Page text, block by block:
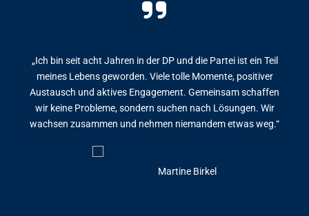
„Ich bin seit acht Jahren in der DP und die Partei ist ein Teil
meines Lebens geworden. Viele tolle Momente, positiver
Austausch und aktives Engagement. Gemeinsam schaffen
wir keine Probleme, sondern suchen nach Lösungen. Wir
wachsen zusammen und nehmen niemandem etwas weg.“
Martine Birkel